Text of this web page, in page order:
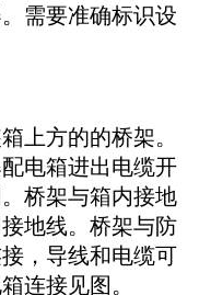
需要准确标识设
方的的桥架。
电箱进出电缆开
桥架与箱内接地
地线。桥架与防
，导线和电缆可
连接见图。